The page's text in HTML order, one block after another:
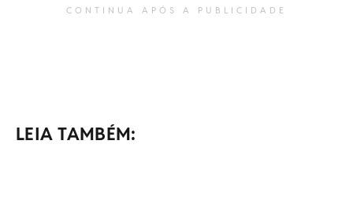
CONTINUA APÓS A PUBLICIDADE
LEIA TAMBÉM: